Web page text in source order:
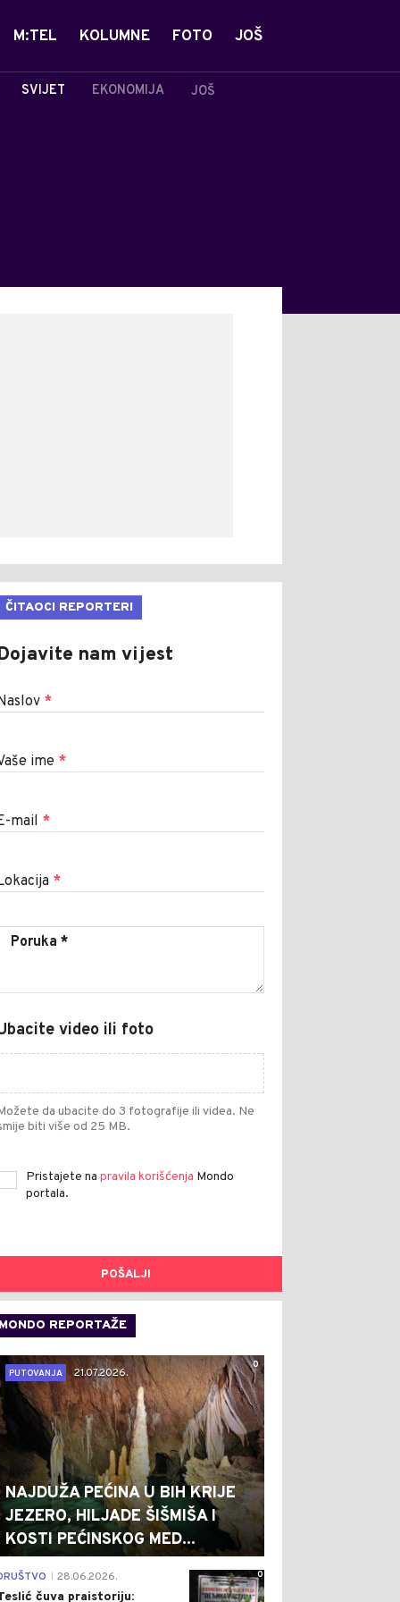
SVIJET EKONOMIJA JOŠ
M:TEL KOLUMNE FOTO JOŠ
ČITAOCI REPORTERI
nam vijest
*
ime *
mail *
*
video ili foto
da ubacite do 3 fotografije ili videa. Ne
biti više od 25 MB.
Pristajete na pravila korišćenja Mondo
portala.
POŠALJI
MONDO REPORTAŽE
0
PUTOVANJA
21.07.2026.
NAJDUŽA PEĆINA U BIH KRIJE
JEZERO, HILJADE ŠIŠMIŠA I
KOSTI PEĆINSKOG MED...
0
28.06.2026.
čuva praistoriju: